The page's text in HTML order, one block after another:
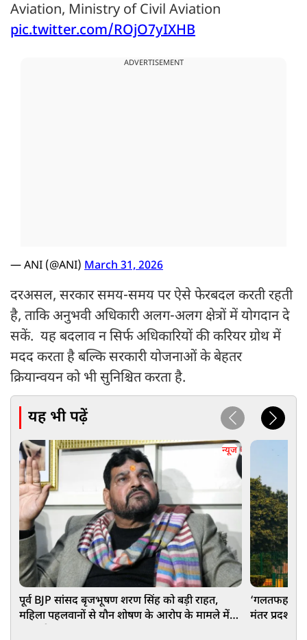
Aviation, Ministry of Civil Aviation
pic.twitter.com/ROjO7yIXHB
ADVERTISEMENT
— ANI (@ANI) March 31, 2026
दरअसल, सरकार समय-समय पर ऐसे फेरबदल करती रहती
है, ताकि अनुभवी अधिकारी अलग-अलग क्षेत्रों में योगदान दे
सकें. यह बदलाव न सिर्फ अधिकारियों की करियर ग्रोथ में
मदद करता है बल्कि सरकारी योजनाओं के बेहतर
क्रियान्वयन को भी सुनिश्चित करता है.
यह भी पढ़ें
न्यूज
पूर्व BJP सांसद बृजभूषण शरण सिंह को बड़ी राहत,
महिला पहलवानों से यौन शोषण के आरोप के मामले में
‘गलतफहमी
मंतर प्रदर्शन